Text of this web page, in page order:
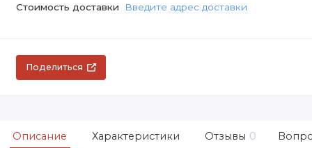
Стоимость доставки Введите адрес доставки
Поделиться
Описание Характеристики Отзывы 0